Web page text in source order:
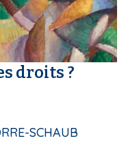
droits ?
SCHAUB